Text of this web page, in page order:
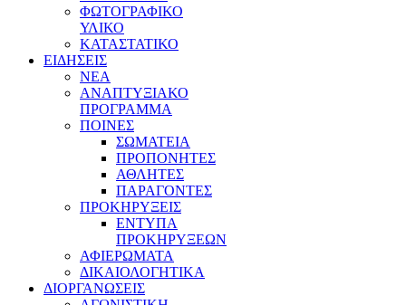
ΦΩΤΟΓΡΑΦΙΚΟ
ΥΛΙΚΟ
ΚΑΤΑΣΤΑΤΙΚΟ
ΕΙΔΗΣΕΙΣ
ΝΕΑ
ΑΝΑΠΤΥΞΙΑΚΟ
ΠΡΟΓΡΑΜΜΑ
ΠΟΙΝΕΣ
ΣΩΜΑΤΕΙΑ
ΠΡΟΠΟΝΗΤΕΣ
ΑΘΛΗΤΕΣ
ΠΑΡΑΓΟΝΤΕΣ
ΠΡΟΚΗΡΥΞΕΙΣ
ΕΝΤΥΠΑ
ΠΡΟΚΗΡΥΞΕΩΝ
ΑΦΙΕΡΩΜΑΤΑ
ΔΙΚΑΙΟΛΟΓΗΤΙΚΑ
ΔΙΟΡΓΑΝΩΣΕΙΣ